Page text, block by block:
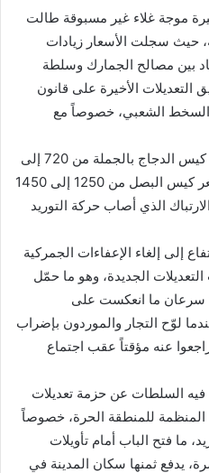
موجة غلاء غير مسبوقة طالت
حيث سجلت الأسعار زيادات
حاد بين مصالح الجمارك وسلطة
الأخيرة على قانون
السخط الشعبي، خصوصاً مع
ووفق معطيات السوق، قفز سعر كيس الدجاج بالجملة من 720 إلى
1000 أوقية جديدة، فيما ارتفع سعر كيس البصل من 1250 إلى 1450
الذي أصاب حركة التوريد
إلى إلغاء الإعفاءات الجمركية
الجديدة، وهو ما حمّل
سرعان ما انعكست على
لوّح التجار والموردون بإضراب
عنه مؤقتاً عقب اجتماع
السلطات عن حزمة تعديلات
للمنطقة الحرة، خصوصاً
ما فتح الباب أمام تأويلات
يدفع ثمنها سكان المدينة في